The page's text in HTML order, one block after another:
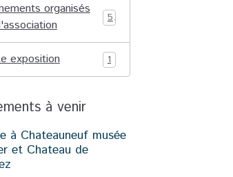
organisés
5
exposition 1
à venir
à Chateauneuf musée
et Chateau de